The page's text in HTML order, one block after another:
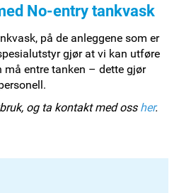
No-entry tankvask
på de anleggene som er
gjør at vi kan utføre
entre tanken – dette gjør
og ta kontakt med oss her.